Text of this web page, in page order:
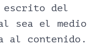
escrito del
sea el medio
al contenido.